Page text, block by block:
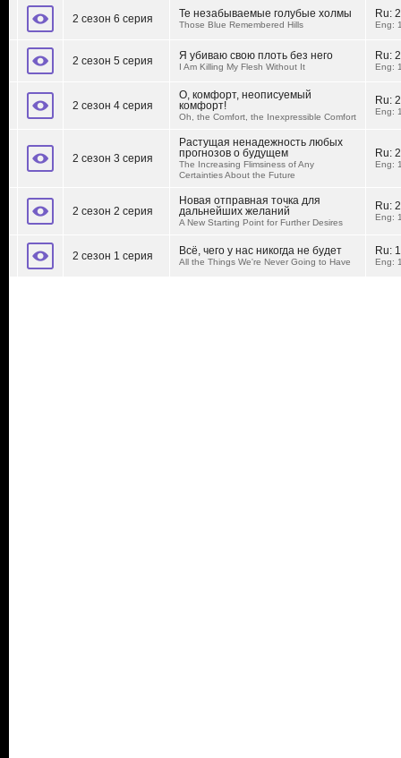
2 сезон 6 серия Те незабываемые голубые холмы
Those Blue Remembered Hills
Ru:
Eng:
2 сезон 5 серия Я убиваю свою плоть без него
I Am Killing My Flesh Without It
Ru:
Eng:
2 сезон 4 серия
О, комфорт, неописуемый
комфорт!
Oh, the Comfort, the Inexpressible Comfort
Ru:
Eng:
2 сезон 3 серия
Растущая ненадежность любых
прогнозов о будущем
The Increasing Flimsiness of Any
Certainties About the Future
Ru:
Eng:
2 сезон 2 серия
Новая отправная точка для
дальнейших желаний
A New Starting Point for Further Desires
Ru:
Eng:
2 сезон 1 серия Всё, чего у нас никогда не будет
All the Things We're Never Going to Have
Ru:
Eng: